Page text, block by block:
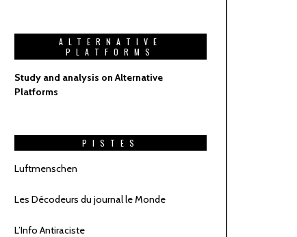
ALTERNATIVE
PLATFORMS
Study and analysis on Alternative
Platforms
PISTES
Luftmenschen
Les Décodeurs du journal le Monde
L’Info Antiraciste